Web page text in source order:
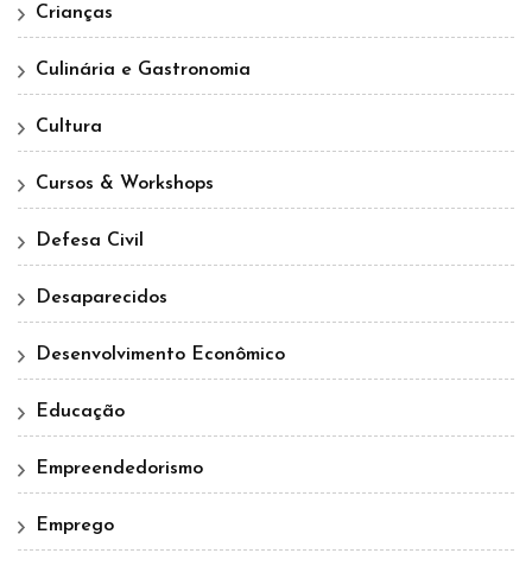
Crianças
Culinária e Gastronomia
Cultura
Cursos & Workshops
Defesa Civil
Desaparecidos
Desenvolvimento Econômico
Educação
Empreendedorismo
Emprego